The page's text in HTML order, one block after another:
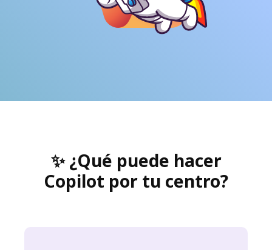
✨ ¿Qué puede hacer
Copilot por tu centro?